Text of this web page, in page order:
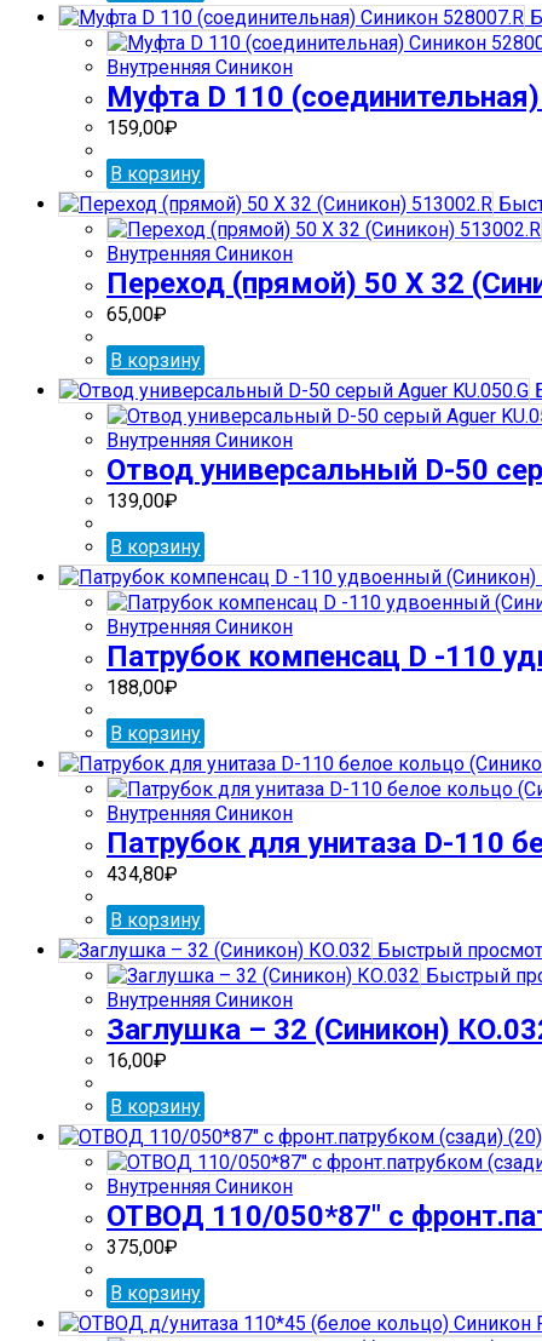
Внутренняя Синикон
Муфта D 110
159,00₽
В корзину
Внутренняя Синикон
Переход (прямой) 50 Х 32
65,00₽
В корзину
Внутренняя Синикон
Отвод универсальный D-50
139,00₽
В корзину
Внутренняя Синикон
Патрубок компенсац D -110
188,00₽
В корзину
Внутренняя Синикон
Патрубок для унитаза D-110
434,80₽
В корзину
Быстрый
Быстрый
Внутренняя Синикон
Заглушка – 32 (Синикон)
16,00₽
В корзину
Внутренняя Синикон
ОТВОД 110/050*87″ с
375,00₽
В корзину